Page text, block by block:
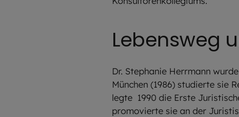
Lebensweg
Dr. Stephanie Herrmann
München (1986) studierte sie
legte 1990 die Erste
promovierte sie an der